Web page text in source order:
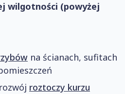
wilgotności (powyżej
na ścianach, sufitach
roztoczy kurzu